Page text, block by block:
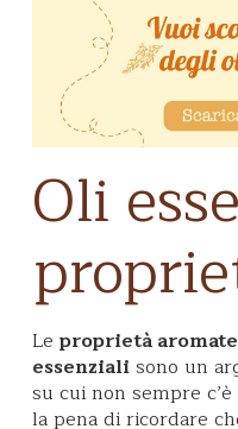
Oli
Le proprietà
essenzialisono un
su cui non sempre
la pena di ricordare